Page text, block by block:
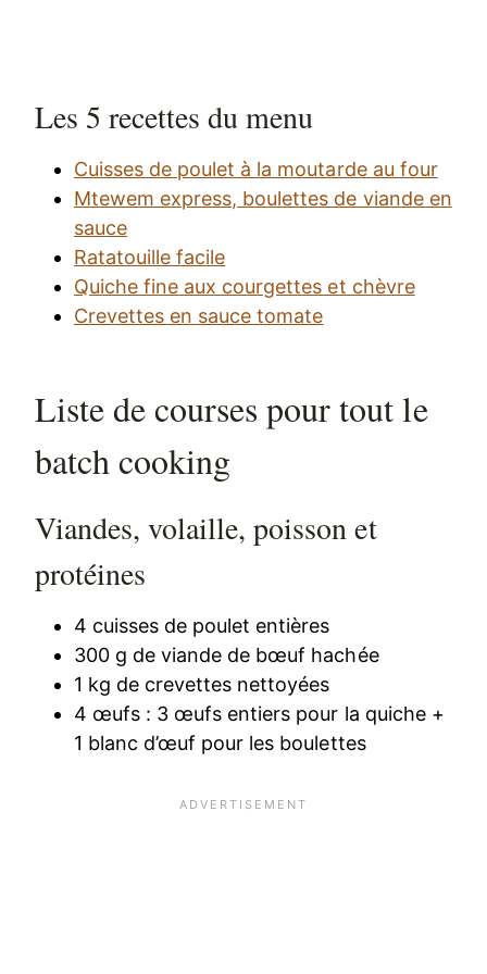
Les 5 recettes du menu
Cuisses de poulet à la moutarde au four
Mtewem express, boulettes de viande en
sauce
Ratatouille facile
Quiche fine aux courgettes et chèvre
Crevettes en sauce tomate
Liste de courses pour tout le
batch cooking
Viandes, volaille, poisson et
protéines
4 cuisses de poulet entières
300 g de viande de bœuf hachée
1 kg de crevettes nettoyées
4 œufs : 3 œufs entiers pour la quiche +
1 blanc d’œuf pour les boulettes